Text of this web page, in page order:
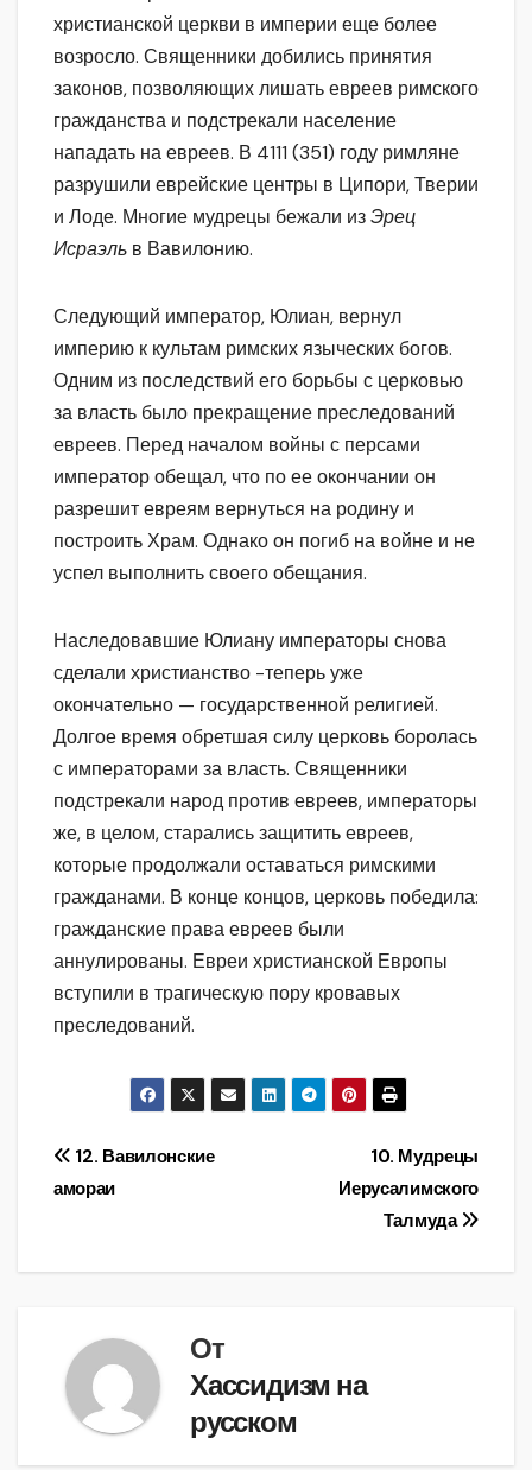
христианской церкви в империи еще более
возросло. Священники добились принятия
законов, позволяющих лишать евреев римского
гражданства и подстрекали население
нападать на евреев. В 4111 (351) году римляне
разрушили еврейские центры в Ципори, Тверии
и Лоде. Многие мудрецы бежали изЭрец
Исраэль в Вавилонию.
Следующий император, Юлиан, вернул
империю к культам римских языческих богов.
Одним из последствий его борьбы с церковью
за власть было прекращение преследований
евреев. Перед началом войны с персами
император обещал, что по ее окончании он
разрешит евреям вернуться на родину и
построить Храм. Однако он погиб на войне и не
успел выполнить своего обещания.
Наследовавшие Юлиану императоры снова
сделали христианство -теперь уже
окончательно — государственной религией.
Долгое время обретшая силу церковь боролась
с императорами за власть. Священники
подстрекали народ против евреев, императоры
же, в целом, старались защитить евреев,
которые продолжали оставаться римскими
гражданами. В конце концов, церковь победила:
гражданские права евреев были
аннулированы. Евреи христианской Европы
вступили в трагическую пору кровавых
преследований.
Навигация
по
записям
10. Мудрецы
Иерусалимского
Талмуда
12. Вавилонские
амораи
От
Хассидизм на
русском